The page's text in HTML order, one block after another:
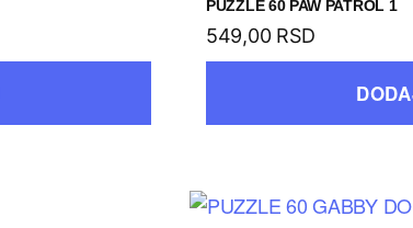
PUZZLE 60 PAW PATROL 1
549,00 RSD